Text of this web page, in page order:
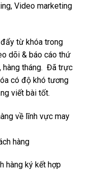
Video marketing
từ khóa trong
dõi & báo cáo thứ
hàng tháng. Đã trực
có độ khó tương
viết bài tốt.
về lĩnh vực may
hàng
hàng ký kết hợp